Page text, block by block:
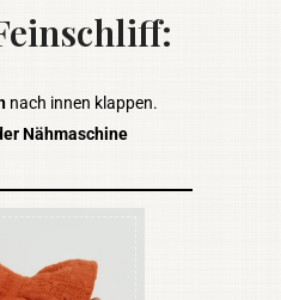
nach innen klappen.
Nähmaschine